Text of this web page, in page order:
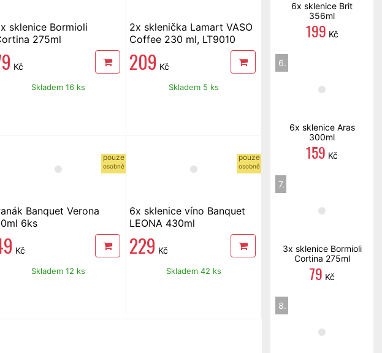
sklenice Bormioli
275ml
Kč
Skladem 16 ks
2x sklenička Lamart VASO
Coffee 230 ml, LT9010
209 Kč
Skladem 5 ks
pouze
osobně
Banquet Verona
6ks
Kč
Skladem 12 ks
pouze
osobně
6x sklenice víno Banquet
LEONA 430ml
229 Kč
Skladem 42 ks
6x sklenice Brit
356ml
199 Kč
6.
6x sklenice Aras
300ml
159 Kč
7.
3x sklenice Bormioli
Cortina 275ml
79 Kč
8.